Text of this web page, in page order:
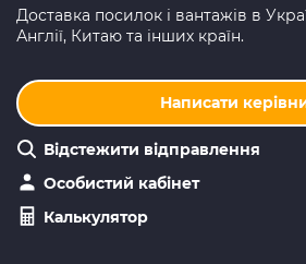
Доставка посилок і вантажів в
Англії, Китаю та інших країн.
Написати
Відстежити відправлення
Особистий кабінет
Калькулятор